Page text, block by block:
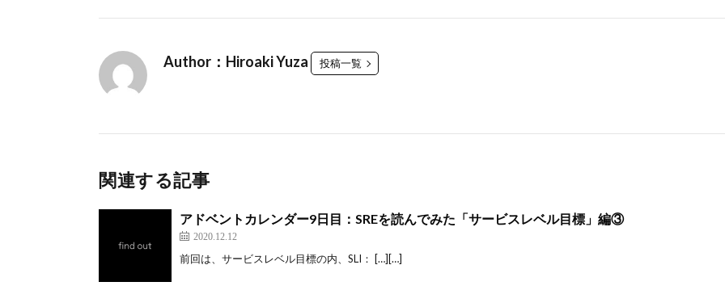
Author：Hiroaki Yuza 投稿一覧
関連する記事
アドベントカレンダー9日目：SREを読んでみた「サービスレベル目標」編③
2020.12.12
前回は、サービスレベル目標の内、SLI： […][…]